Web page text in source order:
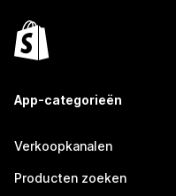
App-categorieën
Verkoopkanalen
Producten zoeken